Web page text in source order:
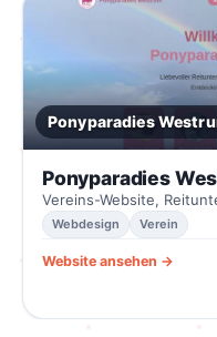
Ponyparadies
Ponyparadies
Vereins-Website,
Webdesign Verein
Website ansehen →